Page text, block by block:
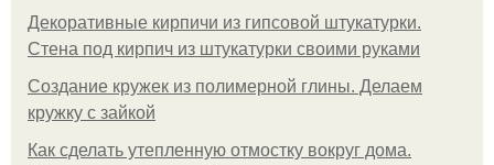
Декоративные кирпичи из гипсовой штукатурки.
Стена под кирпич из штукатурки своими руками
Создание кружек из полимерной глины. Делаем
кружку с зайкой
Как сделать утепленную отмостку вокруг дома.